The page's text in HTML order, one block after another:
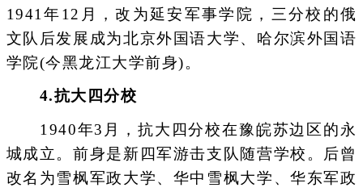
1941年12月，改为延安军事学院，三分校的俄
文队后发展成为北京外国语大学、哈尔滨外国语
学院(今黑龙江大学前身)。
4.抗大四分校
1940年3月，抗大四分校在豫皖苏边区的永
城成立。前身是新四军游击支队随营学校。后曾
改名为雪枫军政大学、华中雪枫大学、华东军政